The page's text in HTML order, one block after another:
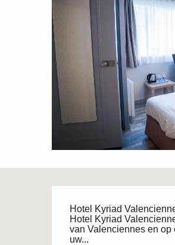
Hotel Kyriad
Hotel Kyriad
van Valenciennes en op
uw...